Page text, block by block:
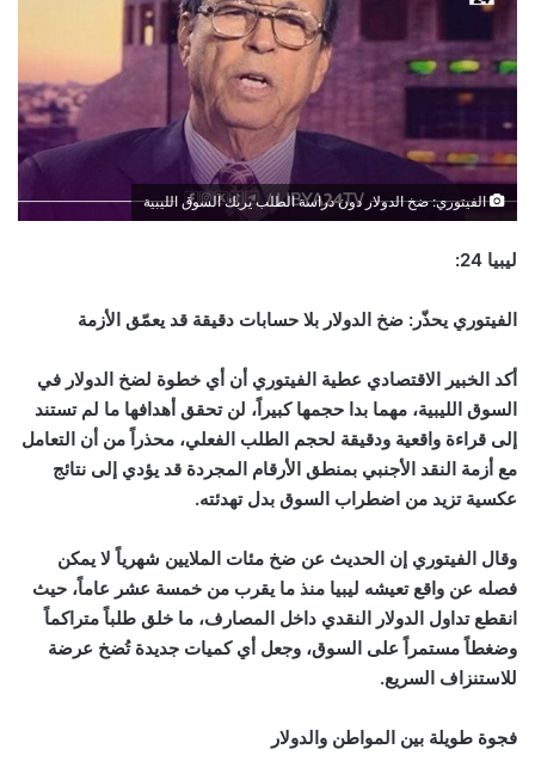
الفيتوري: ضخ الدولار دون دراسة الطلب يربك السوق الليبية
ليبيا 24:
الفيتوري يحذّر: ضخ الدولار بلا حسابات دقيقة قد يعمّق الأزمة
أكد الخبير الاقتصادي عطية الفيتوري أن أي خطوة لضخ الدولار في
السوق الليبية، مهما بدا حجمها كبيراً، لن تحقق أهدافها ما لم تستند
إلى قراءة واقعية ودقيقة لحجم الطلب الفعلي، محذراً من أن التعامل
مع أزمة النقد الأجنبي بمنطق الأرقام المجردة قد يؤدي إلى نتائج
عكسية تزيد من اضطراب السوق بدل تهدئته.
وقال الفيتوري إن الحديث عن ضخ مئات الملايين شهرياً لا يمكن
فصله عن واقع تعيشه ليبيا منذ ما يقرب من خمسة عشر عاماً، حيث
انقطع تداول الدولار النقدي داخل المصارف، ما خلق طلباً متراكماً
وضغطاً مستمراً على السوق، وجعل أي كميات جديدة تُضخ عرضة
للاستنزاف السريع.
فجوة طويلة بين المواطن والدولار